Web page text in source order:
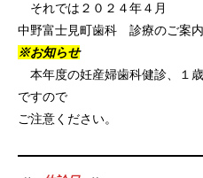
それでは２０２４年４月
中野富士見町歯科 診療のご案
※お知らせ
本年度の妊産婦歯科健診、１
ですので
ご注意ください。